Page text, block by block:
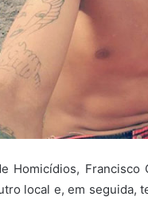
Homicídios,
local e, em seguida,